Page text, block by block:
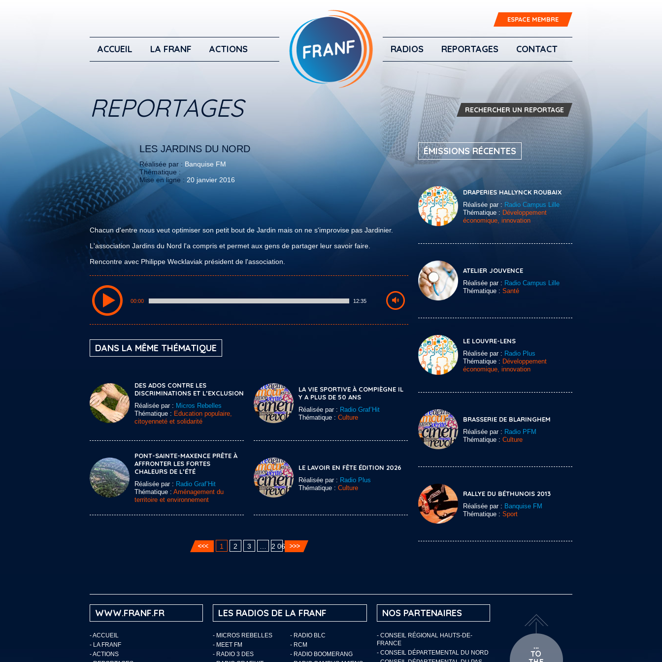
ESPACE MEMBRE
ACCUEIL LA FRANF ACTIONS RADIOS REPORTAGES CONTACT
REPORTAGES RECHERCHER UN REPORTAGE
LES JARDINS DU NORD
Réalisée par : Banquise FM
Thématique :
Mise en ligne : 20 janvier 2016
Chacun d'entre nous veut optimiser son petit bout de Jardin mais on ne s'improvise pas Jardinier.
L'association Jardins du Nord l'a compris et permet aux gens de partager leur savoir faire.
Rencontre avec Philippe Wecklaviak président de l'association.
00:00 12:35
DANS LA MÊME THÉMATIQUE
DES ADOS CONTRE LES
DISCRIMINATIONS ET L’EXCLUSION
Réalisée par : Micros Rebelles
Thématique : Education populaire,
citoyenneté et solidarité
LA VIE SPORTIVE À COMPIÈGNE IL
Y A PLUS DE 50 ANS
Réalisée par : Radio Graf’Hit
Thématique : Culture
PONT-SAINTE-MAXENCE PRÊTE À
AFFRONTER LES FORTES
CHALEURS DE L’ÉTÉ
Réalisée par : Radio Graf’Hit
Thématique : Aménagement du
territoire et environnement
LE LAVOIR EN FÊTE ÉDITION 2026
Réalisée par : Radio Plus
Thématique : Culture
1 2 3 2 060
ÉMISSIONS RÉCENTES
DRAPERIES HALLYNCK ROUBAIX
Réalisée par : Radio Campus Lille
Thématique : Développement
économique, innovation
ATELIER JOUVENCE
Réalisée par : Radio Campus Lille
Thématique : Santé
LE LOUVRE-LENS
Réalisée par : Radio Plus
Thématique : Développement
économique, innovation
BRASSERIE DE BLARINGHEM
Réalisée par : Radio PFM
Thématique : Culture
RALLYE DU BÉTHUNOIS 2013
Réalisée par : Banquise FM
Thématique : Sport
WWW.FRANF.FR
-ACCUEIL
- LA FRANF
-ACTIONS
LES RADIOS DE LA FRANF
- MICROS REBELLES
- RADIO BLC
- MEET FM
- RCM
- RADIO 3 DES
- RADIO BOOMERANG
NOS PARTENAIRES
- CONSEIL RÉGIONAL HAUTS-DE-
FRANCE
- CONSEIL DÉPARTEMENTAL DU NORD